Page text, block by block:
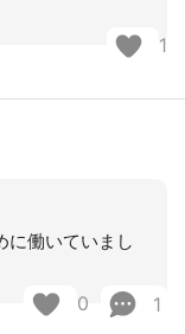
1
に働いていまし
0 1